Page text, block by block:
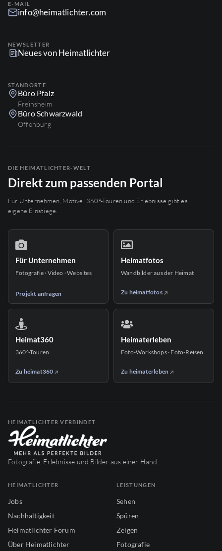
E-MAIL
info@heimatlichter.com
NEWSLETTER
Neues von Heimatlichter
STANDORTE
Büro Pfalz
Freinsheim
Büro Schwarzwald
Offenburg
DIE HEIMATLICHTER-WELT
Direkt zum passenden Portal
Für Unternehmen, Motive, 360°-Touren und Erlebnisse gibt es
eigene Einstiege.
Für Unternehmen
Fotografie · Video · Websites
Projekt anfragen
Heimatfotos
Wandbilder aus der Heimat
Zu heimatfotos
Heimat360
360°-Touren
Zu heimat360
Heimaterleben
Foto-Workshops · Foto-Reisen
Zu heimaterleben
HEIMATLICHTER VERBINDET
Fotografie, Erlebnisse und Bilder aus einer Hand.
HEIMATLICHTER
Jobs
Nachhaltigkeit
Heimatlichter Forum
Über Heimatlichter
LEISTUNGEN
Sehen
Spüren
Zeigen
Fotografie